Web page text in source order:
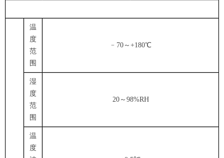
温
度
范
围
﹣70～+180℃
湿
度
范
围
20～98%RH
温
度